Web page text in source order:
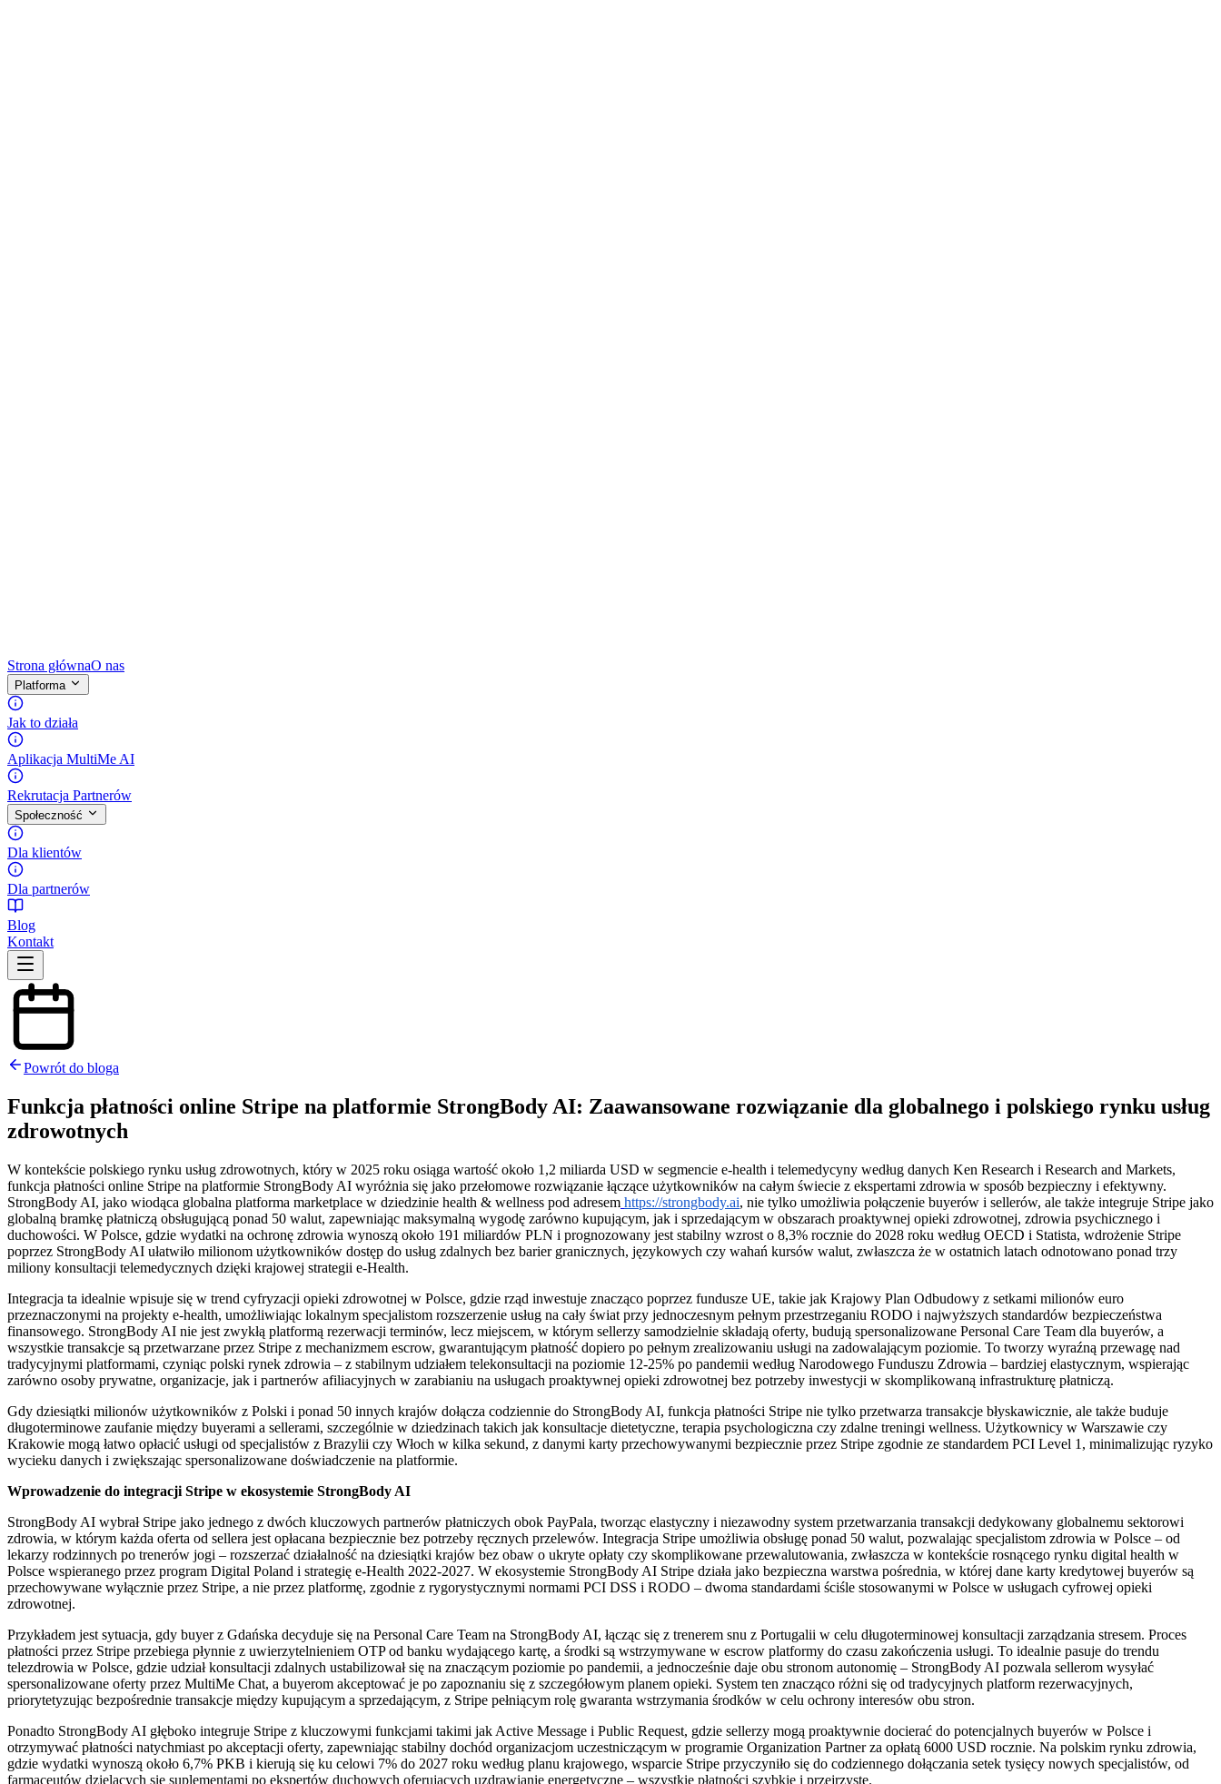
Strona głównaO nas
Platforma
Jak to działa
Aplikacja MultiMe AI
Rekrutacja Partnerów
Społeczność
Dla klientów
Dla partnerów
Blog
Kontakt
Powrót do bloga
Funkcja płatności online Stripe na platformie StrongBody AI: Zaawansowane rozwiązanie dla globalnego i polskiego rynku usług
zdrowotnych
W kontekście polskiego rynku usług zdrowotnych, który w 2025 roku osiąga wartość około 1,2 miliarda USD w segmencie e-health i telemedycyny według danych Ken Research i Research and Markets,
funkcja płatności online Stripe na platformie StrongBody AI wyróżnia się jako przełomowe rozwiązanie łączące użytkowników na całym świecie z ekspertami zdrowia w sposób bezpieczny i efektywny.
StrongBody AI, jako wiodąca globalna platforma marketplace w dziedzinie health & wellness pod adresem https://strongbody.ai, nie tylko umożliwia połączenie buyerów i sellerów, ale także integruje Stripe jako
globalną bramkę płatniczą obsługującą ponad 50 walut, zapewniając maksymalną wygodę zarówno kupującym, jak i sprzedającym w obszarach proaktywnej opieki zdrowotnej, zdrowia psychicznego i
duchowości. W Polsce, gdzie wydatki na ochronę zdrowia wynoszą około 191 miliardów PLN i prognozowany jest stabilny wzrost o 8,3% rocznie do 2028 roku według OECD i Statista, wdrożenie Stripe
poprzez StrongBody AI ułatwiło milionom użytkowników dostęp do usług zdalnych bez barier granicznych, językowych czy wahań kursów walut, zwłaszcza że w ostatnich latach odnotowano ponad trzy
miliony konsultacji telemedycznych dzięki krajowej strategii e-Health.
Integracja ta idealnie wpisuje się w trend cyfryzacji opieki zdrowotnej w Polsce, gdzie rząd inwestuje znacząco poprzez fundusze UE, takie jak Krajowy Plan Odbudowy z setkami milionów euro
przeznaczonymi na projekty e-health, umożliwiając lokalnym specjalistom rozszerzenie usług na cały świat przy jednoczesnym pełnym przestrzeganiu RODO i najwyższych standardów bezpieczeństwa
finansowego. StrongBody AI nie jest zwykłą platformą rezerwacji terminów, lecz miejscem, w którym sellerzy samodzielnie składają oferty, budują spersonalizowane Personal Care Team dla buyerów, a
wszystkie transakcje są przetwarzane przez Stripe z mechanizmem escrow, gwarantującym płatność dopiero po pełnym zrealizowaniu usługi na zadowalającym poziomie. To tworzy wyraźną przewagę nad
tradycyjnymi platformami, czyniąc polski rynek zdrowia – z stabilnym udziałem telekonsultacji na poziomie 12-25% po pandemii według Narodowego Funduszu Zdrowia – bardziej elastycznym, wspierając
zarówno osoby prywatne, organizacje, jak i partnerów afiliacyjnych w zarabianiu na usługach proaktywnej opieki zdrowotnej bez potrzeby inwestycji w skomplikowaną infrastrukturę płatniczą.
Gdy dziesiątki milionów użytkowników z Polski i ponad 50 innych krajów dołącza codziennie do StrongBody AI, funkcja płatności Stripe nie tylko przetwarza transakcje błyskawicznie, ale także buduje
długoterminowe zaufanie między buyerami a sellerami, szczególnie w dziedzinach takich jak konsultacje dietetyczne, terapia psychologiczna czy zdalne treningi wellness. Użytkownicy w Warszawie czy
Krakowie mogą łatwo opłacić usługi od specjalistów z Brazylii czy Włoch w kilka sekund, z danymi karty przechowywanymi bezpiecznie przez Stripe zgodnie ze standardem PCI Level 1, minimalizując ryzyko
wycieku danych i zwiększając spersonalizowane doświadczenie na platformie.
Wprowadzenie do integracji Stripe w ekosystemie StrongBody AI
StrongBody AI wybrał Stripe jako jednego z dwóch kluczowych partnerów płatniczych obok PayPala, tworząc elastyczny i niezawodny system przetwarzania transakcji dedykowany globalnemu sektorowi
zdrowia, w którym każda oferta od sellera jest opłacana bezpiecznie bez potrzeby ręcznych przelewów. Integracja Stripe umożliwia obsługę ponad 50 walut, pozwalając specjalistom zdrowia w Polsce – od
lekarzy rodzinnych po trenerów jogi – rozszerzać działalność na dziesiątki krajów bez obaw o ukryte opłaty czy skomplikowane przewalutowania, zwłaszcza w kontekście rosnącego rynku digital health w
Polsce wspieranego przez program Digital Poland i strategię e-Health 2022-2027. W ekosystemie StrongBody AI Stripe działa jako bezpieczna warstwa pośrednia, w której dane karty kredytowej buyerów są
przechowywane wyłącznie przez Stripe, a nie przez platformę, zgodnie z rygorystycznymi normami PCI DSS i RODO – dwoma standardami ściśle stosowanymi w Polsce w usługach cyfrowej opieki
zdrowotnej.
Przykładem jest sytuacja, gdy buyer z Gdańska decyduje się na Personal Care Team na StrongBody AI, łącząc się z trenerem snu z Portugalii w celu długoterminowej konsultacji zarządzania stresem. Proces
płatności przez Stripe przebiega płynnie z uwierzytelnieniem OTP od banku wydającego kartę, a środki są wstrzymywane w escrow platformy do czasu zakończenia usługi. To idealnie pasuje do trendu
telezdrowia w Polsce, gdzie udział konsultacji zdalnych ustabilizował się na znaczącym poziomie po pandemii, a jednocześnie daje obu stronom autonomię – StrongBody AI pozwala sellerom wysyłać
spersonalizowane oferty przez MultiMe Chat, a buyerom akceptować je po zapoznaniu się z szczegółowym planem opieki. System ten znacząco różni się od tradycyjnych platform rezerwacyjnych,
priorytetyzując bezpośrednie transakcje między kupującym a sprzedającym, z Stripe pełniącym rolę gwaranta wstrzymania środków w celu ochrony interesów obu stron.
Ponadto StrongBody AI głęboko integruje Stripe z kluczowymi funkcjami takimi jak Active Message i Public Request, gdzie sellerzy mogą proaktywnie docierać do potencjalnych buyerów w Polsce i
otrzymywać płatności natychmiast po akceptacji oferty, zapewniając stabilny dochód organizacjom uczestniczącym w programie Organization Partner za opłatą 6000 USD rocznie. Na polskim rynku zdrowia,
gdzie wydatki wynoszą około 6,7% PKB i kierują się ku celowi 7% do 2027 roku według planu krajowego, wsparcie Stripe przyczyniło się do codziennego dołączania setek tysięcy nowych specjalistów, od
farmaceutów dzielących się suplementami po ekspertów duchowych oferujących uzdrawianie energetyczne – wszystkie płatności szybkie i przejrzyste.